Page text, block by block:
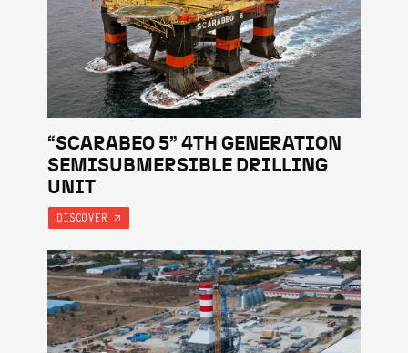
“SCARABEO 5” 4TH GENERATION
SEMISUBMERSIBLE DRILLING
UNIT
DISCOVER